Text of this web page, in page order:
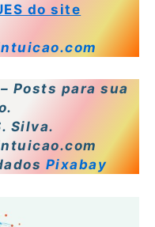
do site
Posts para sua
Silva.
Pixabay